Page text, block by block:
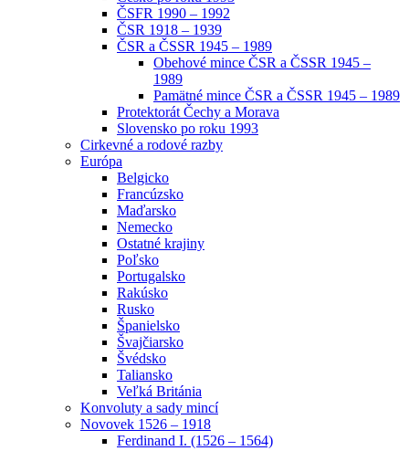
ČSFR 1990 – 1992
ČSR 1918 – 1939
ČSR a ČSSR 1945 – 1989
Obehové mince ČSR a ČSSR 1945 –
1989
Pamätné mince ČSR a ČSSR 1945 – 1989
Protektorát Čechy a Morava
Slovensko po roku 1993
Cirkevné a rodové razby
Európa
Belgicko
Francúzsko
Maďarsko
Nemecko
Ostatné krajiny
Poľsko
Portugalsko
Rakúsko
Rusko
Španielsko
Švajčiarsko
Švédsko
Taliansko
Veľká Británia
Konvoluty a sady mincí
Novovek 1526 – 1918
Ferdinand I. (1526 – 1564)